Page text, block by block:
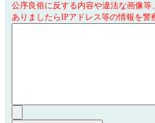
公序良俗に反する内容や違法な画像
ありましたらIPアドレス等の情報を警